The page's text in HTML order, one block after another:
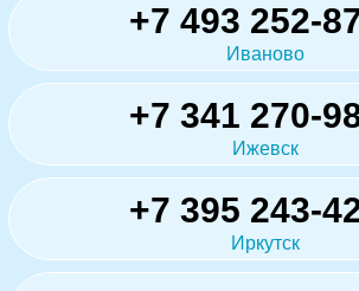
+7 493 252-
Иваново
+7 341 270-
Ижевск
+7 395 243-
Иркутск